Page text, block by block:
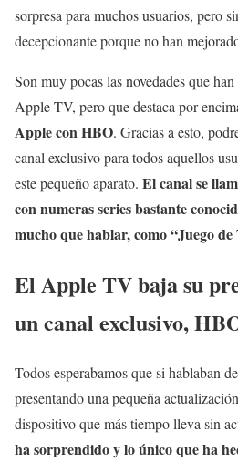
sorpresa para muchos usuarios, pero
decepcionante porque no han
Son muy pocas las novedades que
Apple TV, pero que destaca por
Apple con HBO. Gracias a esto,
canal exclusivo para todos aquellos
este pequeño aparato. El canal se
con numeras series bastante
mucho que hablar, como “Juego de
El Apple TV baja su
un canal exclusivo,
Todos esperabamos que si hablaban
presentando una pequeña
dispositivo que más tiempo lleva sin
ha sorprendido y lo único que ha